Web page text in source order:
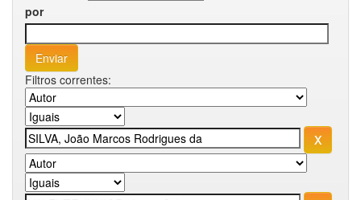
por
Filtros correntes: